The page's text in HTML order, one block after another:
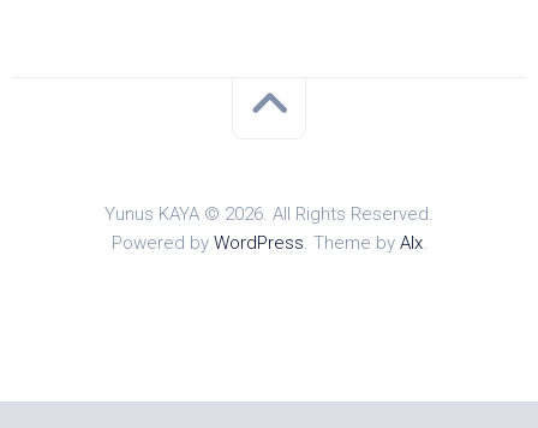
Yunus KAYA © 2026. All Rights Reserved.
Powered by WordPress. Theme by Alx.